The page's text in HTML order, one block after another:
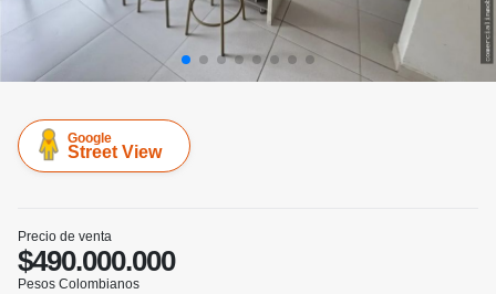
Google
Street View
Precio de venta
$490.000.000
Pesos Colombianos